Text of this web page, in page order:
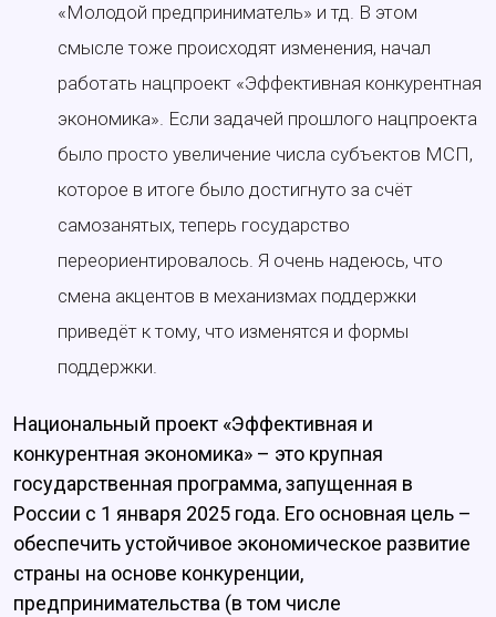
«Молодой предприниматель» и тд. В этом
смысле тоже происходят изменения, начал
работать нацпроект «Эффективная конкурентная
экономика». Если задачей прошлого нацпроекта
было просто увеличение числа субъектов МСП,
которое в итоге было достигнуто за счёт
самозанятых, теперь государство
переориентировалось. Я очень надеюсь, что
смена акцентов в механизмах поддержки
приведёт к тому, что изменятся и формы
поддержки.
Национальный проект «Эффективная и
конкурентная экономика» – это крупная
государственная программа, запущенная в
России с 1 января 2025 года. Его основная цель –
обеспечить устойчивое экономическое развитие
страны на основе конкуренции,
предпринимательства (в том числе